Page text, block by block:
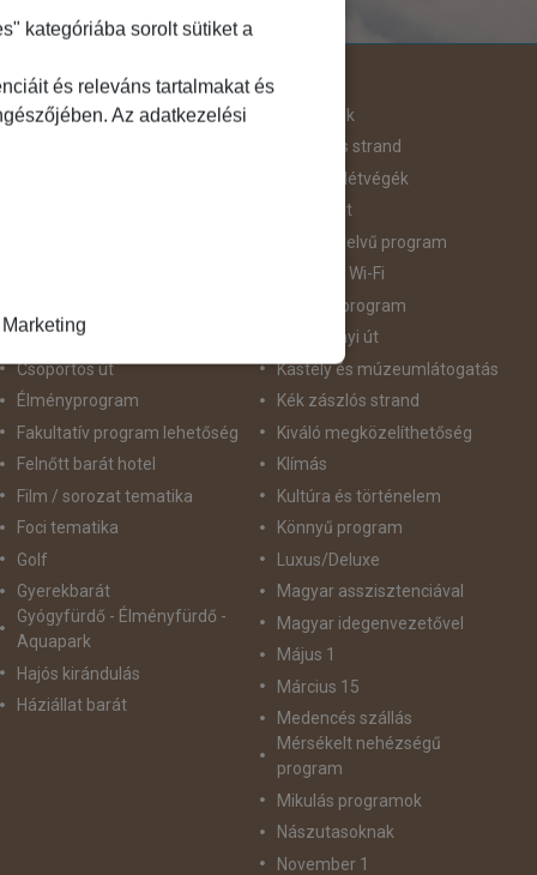
Útjellemző
Adventi út
Csillagtúra
Csoportos út
Élményprogram
Fakultatív program lehetőség
Felnőtt barát hotel
Film / sorozat tematika
Foci tematika
Golf
Gyerekbarát
Gyógyfürdő - Élményfürdő -
Aquapark
Hajós kirándulás
Háziállat barát
Hegyvidék
Homokos strand
Hosszú Hétvégék
Húsvéti út
idegennyelvű program
Ingyenes Wi-Fi
Intenzív program
Karácsonyi út
Kastély és múzeumlátogatás
Kék zászlós strand
Kiváló megközelíthetőség
Klímás
Kultúra és történelem
Könnyű program
Luxus/Deluxe
Magyar asszisztenciával
Magyar idegenvezetővel
Május 1
Március 15
Medencés szállás
Mérsékelt nehézségű
program
Mikulás programok
Nászutasoknak
November 1
kategóriába sorolt sütiket a
és releváns tartalmakat és
Az adatkezelési
Marketing